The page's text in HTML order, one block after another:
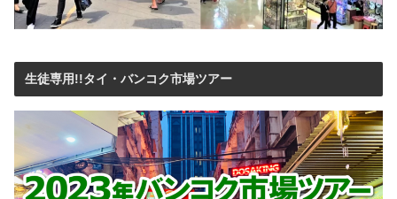
生徒専用!!タイ・バンコク市場ツアー